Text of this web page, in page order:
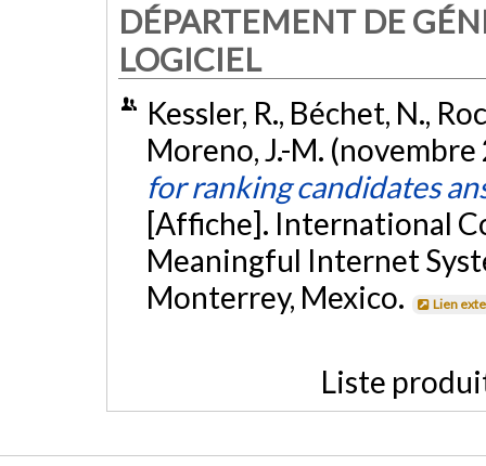
DÉPARTEMENT DE
LOGICIEL
Kessler, R., Béchet, N.,
Moreno, J.-M.
for ranking candidates
[Affiche]. International
Meaningful Internet
Monterrey, Mexico.
Lien
Liste